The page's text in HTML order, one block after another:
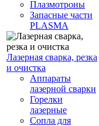
Плазмотроны
Запасные части
PLASMA
Лазерная сварка, резка
и очистка
Аппараты
лазерной сварки
Горелки
лазерные
Сопла для